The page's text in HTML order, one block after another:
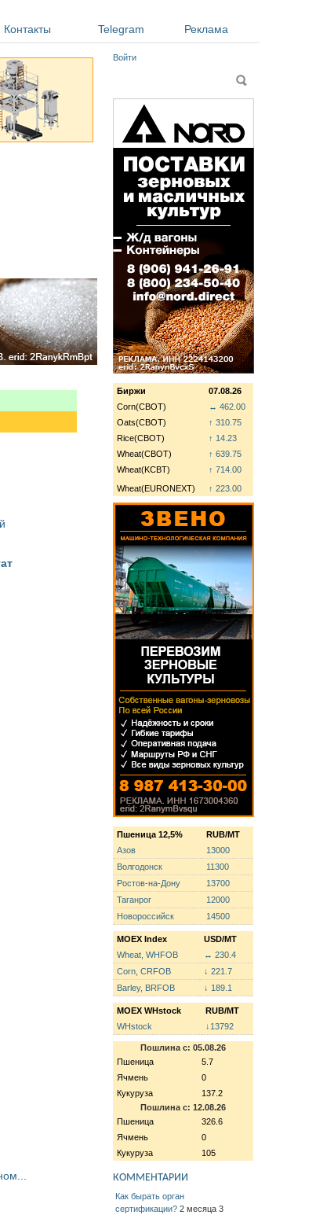
Контакты Telegram Реклама
Войти
Поиск
Биржи
07.08.26
Corn(CBOT)
↔ 462.00
Oats(CBOT)
↑ 310.75
Rice(CBOT)
↑ 14.23
Wheat(CBOT)
↑ 639.75
Wheat(KCBT)
↑ 714.00
Wheat(EURONEXT)
↑ 223.00
Пшеница 12,5%
RUB/MT
Азов
13000
Волгодонск
11300
Ростов-на-Дону
13700
Таганрог
12000
Новороссийск
14500
MOEX Index
USD/MT
Wheat, WHFOB
↔ 230.4
Corn, CRFOB
↓ 221.7
Barley, BRFOB
↓ 189.1
MOEX WHstock
RUB/MT
WHstock
↓13792
Пошлина с: 05.08.26
Пшеница
5.7
Ячмень
0
Кукуруза
137.2
Пошлина с: 12.08.26
Пшеница
326.6
Ячмень
0
Кукуруза
105
КОММЕНТАРИИ
Как бырать орган
сертификации? 2 месяца 3